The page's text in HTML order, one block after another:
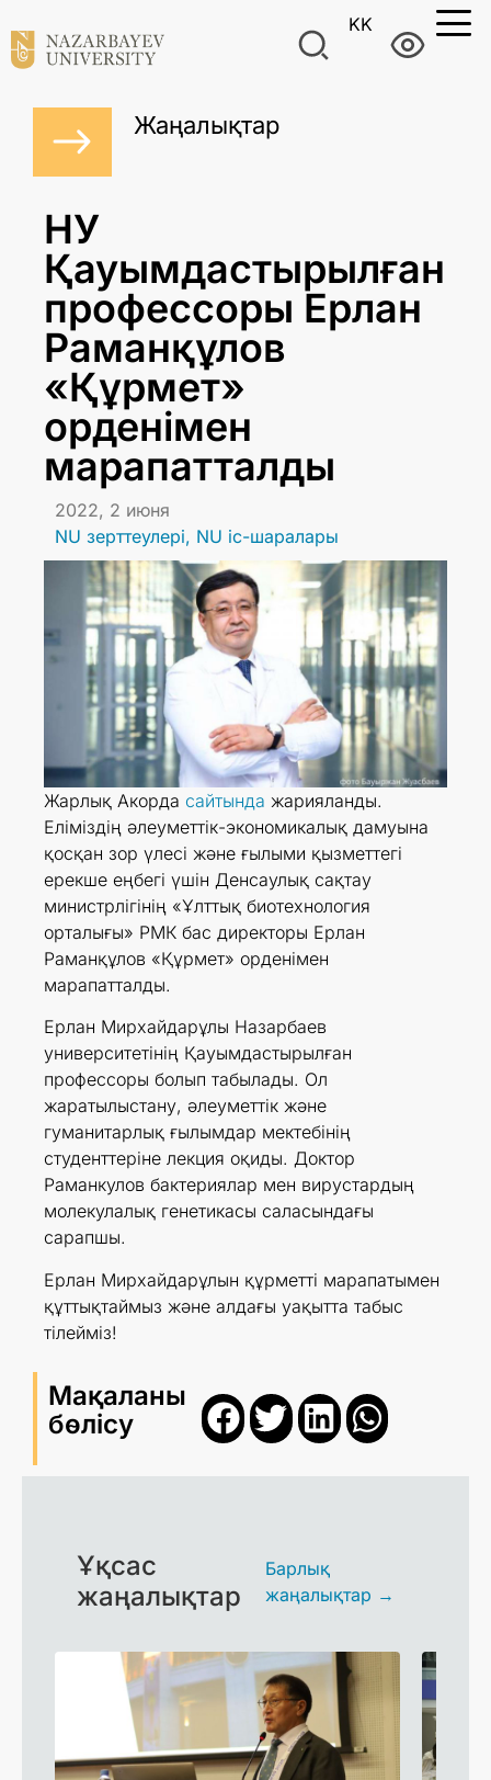
KK
Жаңалықтар
НУ
Қауымдастырылған
профессоры Ерлан
Раманқұлов
«Құрмет»
орденімен
марапатталды
2022, 2 июня
NU зерттеулері, NU іс-шаралары
Жарлық Акорда сайтында жарияланды.
Еліміздің әлеуметтік-экономикалық дамуына
қосқан зор үлесі және ғылыми қызметтегі
ерекше еңбегі үшін Денсаулық сақтау
министрлігінің «Ұлттық биотехнология
орталығы» РМК бас директоры Ерлан
Раманқұлов «Құрмет» орденімен
марапатталды.
Ерлан Мирхайдарұлы Назарбаев
университетінің Қауымдастырылған
профессоры болып табылады. Ол
жаратылыстану, әлеуметтік және
гуманитарлық ғылымдар мектебінің
студенттеріне лекция оқиды. Доктор
Раманкулов бактериялар мен вирустардың
молекулалық генетикасы саласындағы
сарапшы.
Ерлан Мирхайдарұлын құрметті марапатымен
құттықтаймыз және алдағы уақытта табыс
тілейміз!
Мақаланы
бөлісу
Ұқсас
жаңалықтар
Барлық
жаңалықтар →